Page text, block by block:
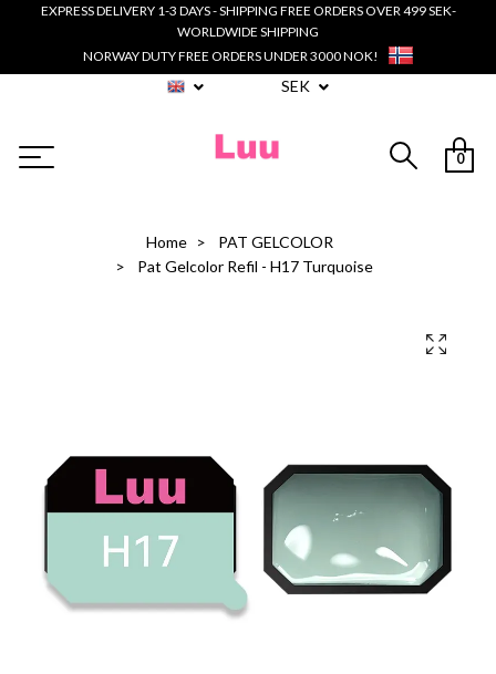
EXPRESS DELIVERY 1-3 DAYS - SHIPPING FREE ORDERS OVER 499 SEK-
WORLDWIDE SHIPPING
NORWAY DUTY FREE ORDERS UNDER 3000 NOK!
SEK
0
Home
PAT GELCOLOR
Pat Gelcolor Refil - H17 Turquoise